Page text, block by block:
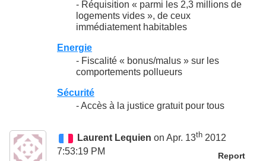
- Réquisition « parmi les 2,3 millions de
logements vides », de ceux
immédiatement habitables
Energie
- Fiscalité « bonus/malus » sur les
comportements pollueurs
Sécurité
- Accès à la justice gratuit pour tous
Laurent Lequien on Apr. 13th 2012
7:53:19 PM
Report